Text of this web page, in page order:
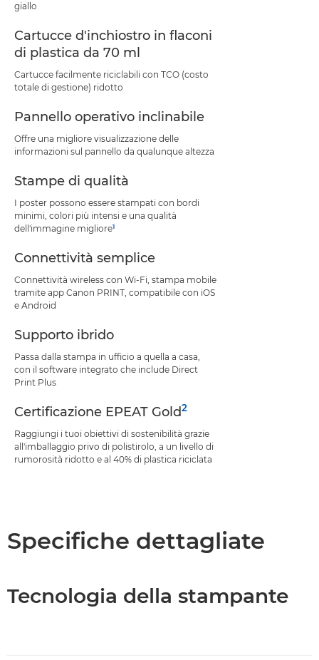
giallo
Cartucce d'inchiostro in flaconi
di plastica da 70 ml
Cartucce facilmente riciclabili con TCO (costo
totale di gestione) ridotto
Pannello operativo inclinabile
Offre una migliore visualizzazione delle
informazioni sul pannello da qualunque altezza
Stampe di qualità
I poster possono essere stampati con bordi
minimi, colori più intensi e una qualità
dell'immagine migliore1
Connettività semplice
Connettività wireless con Wi-Fi, stampa mobile
tramite app Canon PRINT, compatibile con iOS
e Android
Supporto ibrido
Passa dalla stampa in ufficio a quella a casa,
con il software integrato che include Direct
Print Plus
Certificazione EPEAT Gold2
Raggiungi i tuoi obiettivi di sostenibilità grazie
all'imballaggio privo di polistirolo, a un livello di
rumorosità ridotto e al 40% di plastica riciclata
Specifiche dettagliate
Tecnologia della stampante